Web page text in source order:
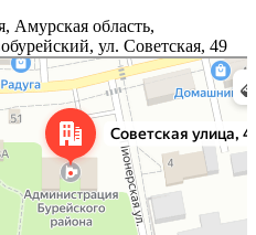
Амурская область,
ул. Советская, 49